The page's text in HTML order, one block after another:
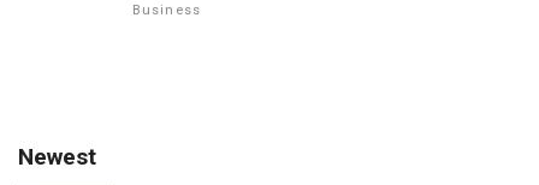
Business
Newest